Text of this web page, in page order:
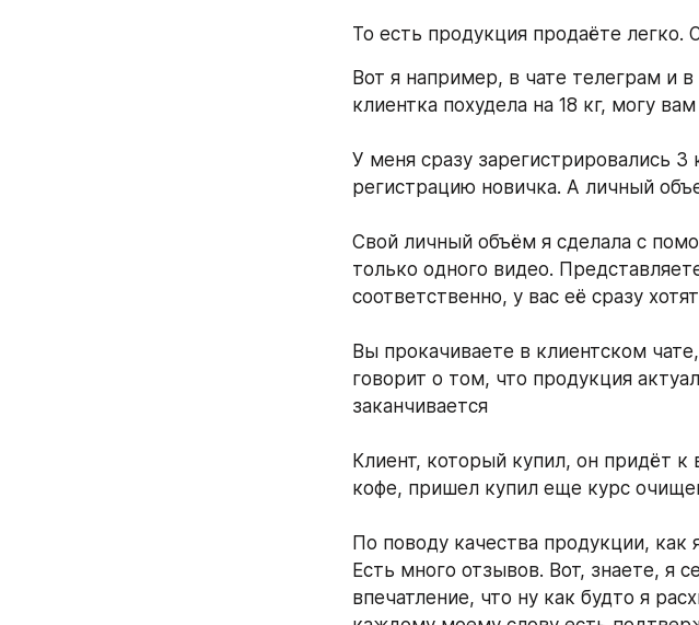
То есть продукция продаёте легко.
Вот я например, в чате телеграм и
клиентка похудела на 18 кг, могу
У меня сразу зарегистрировались 3
регистрацию новичка. А личный
Свой личный объём я сделала с
только одного видео.
соответственно, у вас её сразу
Вы прокачиваете в клиентском
говорит о том, что продукция
заканчивается
Клиент, который купил, он придёт к
По поводу качества продукции,
Есть много отзывов. Вот, знаете, я
впечатление, что ну как будто я